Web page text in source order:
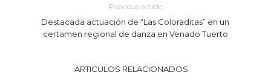
Previous article
Destacada actuación de “Las Coloraditas” en un
certamen regional de danza en Venado Tuerto
ARTICULOS RELACIONADOS